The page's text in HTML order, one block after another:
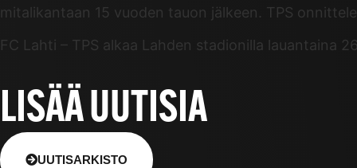
mitalikantaan 15 vuoden tauon jälkeen. TPS
FC Lahti – TPS alkaa Lahden stadionilla lauantaina
LISÄÄ UUTISIA
UUTISARKISTO